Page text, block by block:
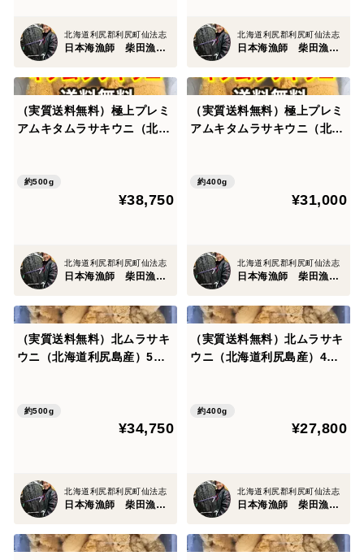
北海道利尻郡利尻町仙法志
日本海漁師 柴田漁業部
北海道利尻郡利尻町仙法志
日本海漁師 柴田漁業部
（実質送料無料）極上プレミ
アムキタムラサキウニ（北海
約500g
¥38,750
北海道利尻郡利尻町仙法志
日本海漁師 柴田漁業部
（実質送料無料）極上プレミ
アムキタムラサキウニ（北海
約400g
¥31,000
北海道利尻郡利尻町仙法志
日本海漁師 柴田漁業部
（実質送料無料）北ムラサキ
ウニ（北海道利尻島産）5パ
約500g
¥34,750
北海道利尻郡利尻町仙法志
日本海漁師 柴田漁業部
（実質送料無料）北ムラサキ
ウニ（北海道利尻島産）4パ
約400g
¥27,800
北海道利尻郡利尻町仙法志
日本海漁師 柴田漁業部